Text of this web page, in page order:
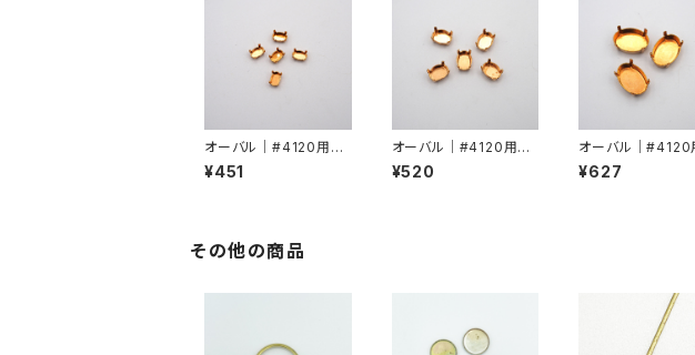
オーバル｜#4120用爪
6mmx4mm
¥451
オーバル｜#4120用爪
8mmx6mm
¥520
オーバル｜#4120
4mmx10mm
¥627
その他の商品